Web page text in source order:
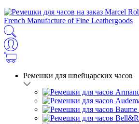
French Manufacture of Fine Leathergoods
Ремешки для швейцарских часов